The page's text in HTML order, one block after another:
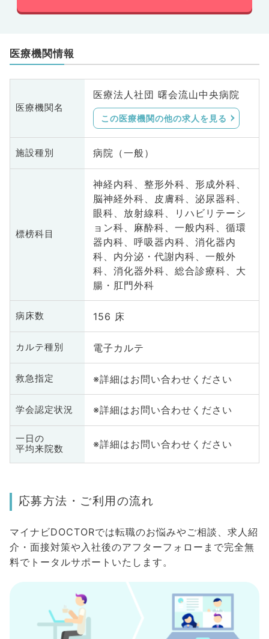
医療機関情報
医療機関名
医療法人社団 曙会流山中央病院
この医療機関の他の求人を見る
施設種別 病院（一般）
標榜科目
神経内科、整形外科、形成外科、
脳神経外科、皮膚科、泌尿器科、
眼科、放射線科、リハビリテーシ
ョン科、麻酔科、一般内科、循環
器内科、呼吸器内科、消化器内
科、内分泌・代謝内科、一般外
科、消化器外科、総合診療科、大
腸・肛門外科
病床数 156 床
カルテ種別 電子カルテ
救急指定 ※詳細はお問い合わせください
学会認定状況 ※詳細はお問い合わせください
一日の
平均来院数
※詳細はお問い合わせください
応募方法・ご利用の流れ
マイナビDOCTORでは転職のお悩みやご相談、求人紹
介・面接対策や入社後のアフターフォローまで完全無
料でトータルサポートいたします。